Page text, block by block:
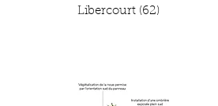
Libercourt (62)